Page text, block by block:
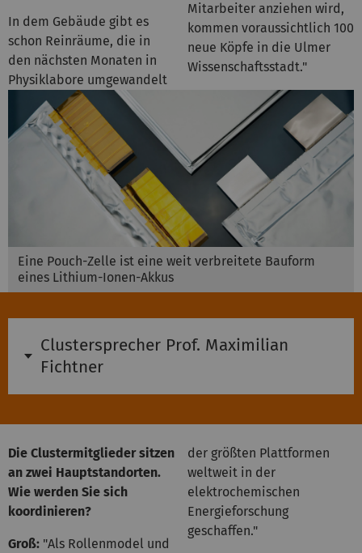
In dem Gebäude gibt es
schon Reinräume, die in
den nächsten Monaten in
Physiklabore umgewandelt
Mitarbeiter anziehen wird,
kommen voraussichtlich 100
neue Köpfe in die Ulmer
Wissenschaftsstadt."
Eine Pouch-Zelle ist eine weit verbreitete Bauform
eines Lithium-Ionen-Akkus
Clustersprecher Prof. Maximilian
Fichtner
Die Clustermitglieder sitzen
an zwei Hauptstandorten.
Wie werden Sie sich
koordinieren?
Groß: "Als Rollenmodel und
der größten Plattformen
weltweit in der
elektrochemischen
Energieforschung
geschaffen."